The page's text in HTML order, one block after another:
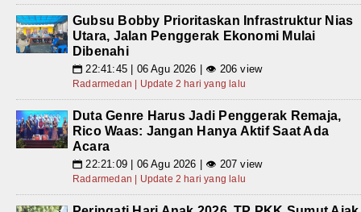
Gubsu Bobby Prioritaskan Infrastruktur Nias
Utara, Jalan Penggerak Ekonomi Mulai
Dibenahi
📅 22:41:45 | 06 Agu 2026 | 👁 206 view
Radarmedan | Update 2 hari yang lalu
Duta Genre Harus Jadi Penggerak Remaja,
Rico Waas: Jangan Hanya Aktif Saat Ada
Acara
📅 22:21:09 | 06 Agu 2026 | 👁 207 view
Radarmedan | Update 2 hari yang lalu